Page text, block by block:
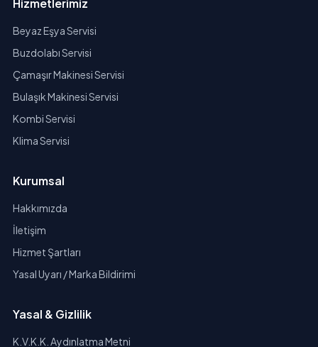
Hizmetlerimiz
Beyaz Eşya Servisi
Buzdolabı Servisi
Çamaşır Makinesi Servisi
Bulaşık Makinesi Servisi
Kombi Servisi
Klima Servisi
Kurumsal
Hakkımızda
İletişim
Hizmet Şartları
Yasal Uyarı / Marka Bildirimi
Yasal & Gizlilik
K.V.K.K. Aydınlatma Metni